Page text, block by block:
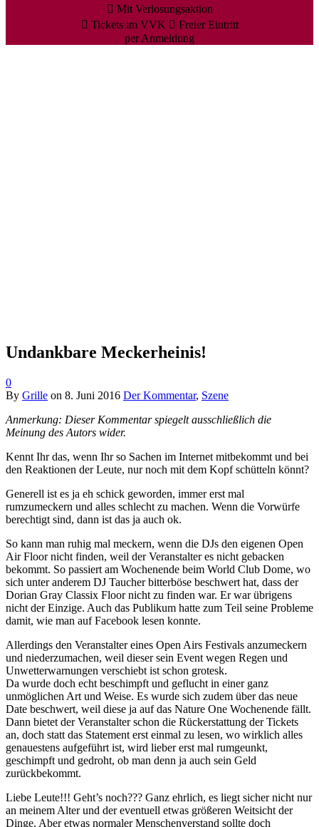
Mit Verlosungsaktion
Tickets im VVK
Freier Eintritt
per Anmeldung
Undankbare Meckerheinis!
0
By Grille on 8. Juni 2016 Der Kommentar, Szene
Anmerkung: Dieser Kommentar spiegelt ausschließlich die
Meinung des Autors wider.
Kennt Ihr das, wenn Ihr so Sachen im Internet mitbekommt und bei
den Reaktionen der Leute, nur noch mit dem Kopf schütteln könnt?
Generell ist es ja eh schick geworden, immer erst mal
rumzumeckern und alles schlecht zu machen. Wenn die Vorwürfe
berechtigt sind, dann ist das ja auch ok.
So kann man ruhig mal meckern, wenn die DJs den eigenen Open
Air Floor nicht finden, weil der Veranstalter es nicht gebacken
bekommt. So passiert am Wochenende beim World Club Dome, wo
sich unter anderem DJ Taucher bitterböse beschwert hat, dass der
Dorian Gray Classix Floor nicht zu finden war. Er war übrigens
nicht der Einzige. Auch das Publikum hatte zum Teil seine Probleme
damit, wie man auf Facebook lesen konnte.
Allerdings den Veranstalter eines Open Airs Festivals anzumeckern
und niederzumachen, weil dieser sein Event wegen Regen und
Unwetterwarnungen verschiebt ist schon grotesk.
Da wurde doch echt beschimpft und geflucht in einer ganz
unmöglichen Art und Weise. Es wurde sich zudem über das neue
Date beschwert, weil diese ja auf das Nature One Wochenende fällt.
Dann bietet der Veranstalter schon die Rückerstattung der Tickets
an, doch statt das Statement erst einmal zu lesen, wo wirklich alles
genauestens aufgeführt ist, wird lieber erst mal rumgeunkt,
geschimpft und gedroht, ob man denn ja auch sein Geld
zurückbekommt.
Liebe Leute!!! Geht’s noch??? Ganz ehrlich, es liegt sicher nicht nur
an meinem Alter und der eventuell etwas größeren Weitsicht der
Dinge. Aber etwas normaler Menschenverstand sollte doch